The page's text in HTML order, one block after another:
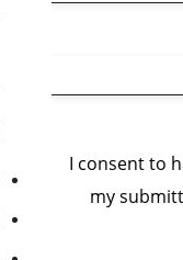
I consent to
my